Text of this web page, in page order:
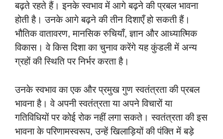
बढ़ते रहते हैं। इनके स्वभाव में आगे बढ़ने की प्रबल भावना
होती है। उनके आगे बढ़ने की तीन दिशाएँ हो सकती हैं।
भौतिक वातावरण, मानसिक रुचियाँ, ज्ञान और आध्यात्मिक
विकास। वे किस दिशा का चुनाव करेंगे यह कुंडली में अन्य
ग्रहों की स्थिति पर निर्भर करता है।
उनके स्वभाव का एक और प्रमुख गुण स्वतंत्रता की प्रबल
भावना है। वे अपनी स्वतंत्रता या अपने विचारों या
गतिविधियों पर कोई रोक नहीं लगा सकते। स्वतंत्रता की इस
भावना के परिणामस्वरूप, उन्हें खिलाड़ियों की पंक्ति में बड़े